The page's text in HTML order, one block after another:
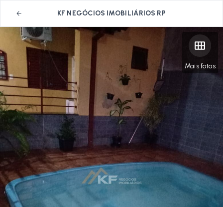
KF NEGÓCIOS IMOBILIÁRIOS RP
Mais fotos